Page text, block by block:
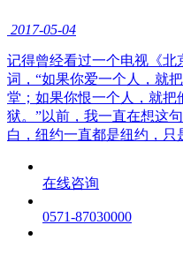
2017-05-04
记得曾经看过一个电视《北
词，“如果你爱一个人，就
堂；如果你恨一个人，就
狱。”以前，我一直在想这
白，纽约一直都是纽约，只
在线咨询
0571-87030000